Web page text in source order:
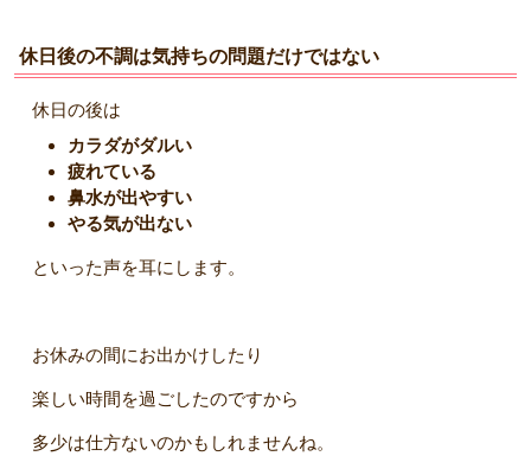
休日後の不調は気持ちの問題だけではない
休日の後は
カラダがダルい
疲れている
鼻水が出やすい
やる気が出ない
といった声を耳にします。
お休みの間にお出かけしたり
楽しい時間を過ごしたのですから
多少は仕方ないのかもしれませんね。